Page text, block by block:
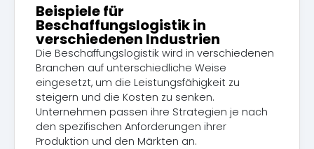
Beispiele für
Beschaffungslogistik in
verschiedenen Industrien
Die Beschaffungslogistik wird in verschiedenen
Branchen auf unterschiedliche Weise
eingesetzt, um die Leistungsfähigkeit zu
steigern und die Kosten zu senken.
Unternehmen passen ihre Strategien je nach
den spezifischen Anforderungen ihrer
Produktion und den Märkten an.